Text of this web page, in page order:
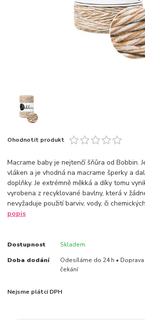
Ohodnotit produkt
Macrame baby je nejtenčí šňůra od Bobbin.
vláken a je vhodná na macrame šperky a
doplňky. Je extrémně měkká a díky tomu
vyrobena z recyklované bavlny, která v
nevyžaduje použití barviv, vody, či
popis
Dostupnost Skladem
Doba dodání
Odesíláme do 24 h •
čekání
Nejsme plátci DPH